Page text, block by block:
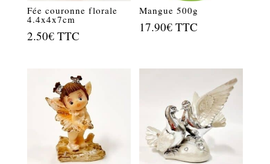
Fée couronne florale
4.4x4x7cm
2.50€ TTC
Mangue 500g
17.90€ TTC